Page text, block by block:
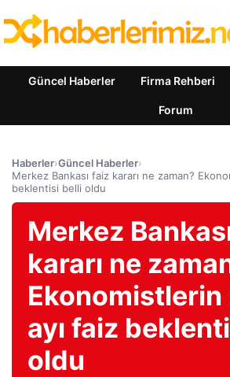
Güncel Haberler Firma Rehberi
Forum
Haberler›Güncel Haberler›
Merkez Bankası faiz kararı ne zaman?
beklentisi belli oldu
Merkez
kararı ne
Ekonomistlerin
ayı faiz
oldu